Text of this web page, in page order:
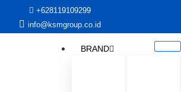
+628119109299
info@ksmgroup.co.id
BRAND